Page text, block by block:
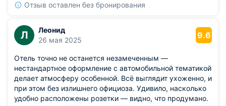
Отзыв оставлен без бронирования
Л
Леонид
26 мая 2025
9.6
Отель точно не останется незамеченным —
нестандартное оформление с автомобильной тематикой
делает атмосферу особенной. Всё выглядит ухоженно, и
при этом без излишнего официоза. Удивило, насколько
удобно расположены розетки — видно, что продумано.